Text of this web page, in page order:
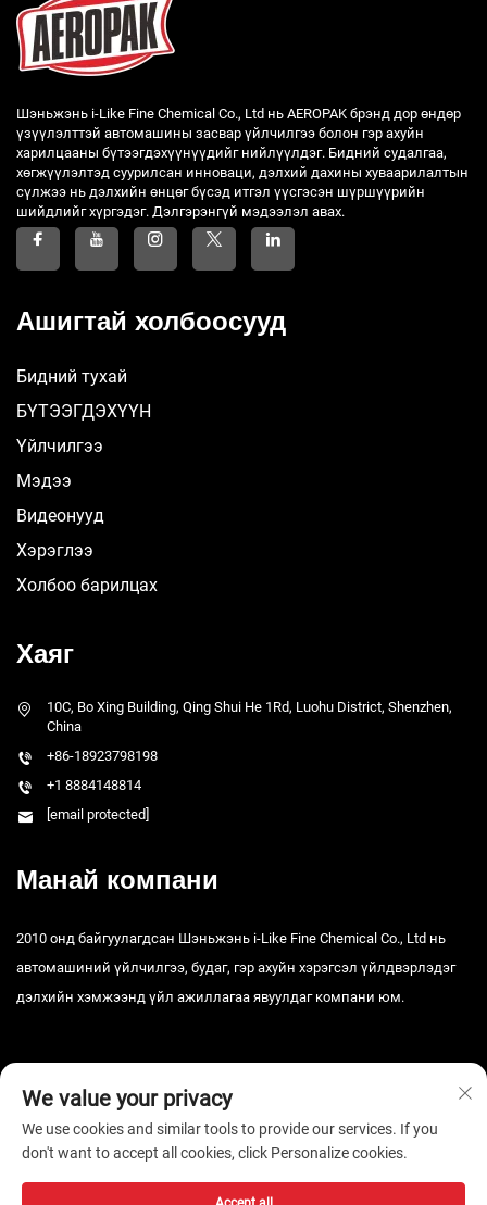
Шэньжэнь i-Like Fine Chemical Co., Ltd нь AEROPAK брэнд дор өндөр
үзүүлэлттэй автомашины засвар үйлчилгээ болон гэр ахуйн
харилцааны бүтээгдэхүүнүүдийг нийлүүлдэг. Бидний судалгаа,
хөгжүүлэлтэд суурилсан инноваци, дэлхий дахины хуваарилалтын
сүлжээ нь дэлхийн өнцөг бүсэд итгэл үүсгэсэн шүршүүрийн
шийдлийг хүргэдэг. Дэлгэрэнгүй мэдээлэл авах.
Ашигтай холбоосууд
Бидний тухай
БҮТЭЭГДЭХҮҮН
Үйлчилгээ
Мэдээ
Видеонууд
Хэрэглээ
Холбоо барилцах
Хаяг
10C, Bo Xing Building, Qing Shui He 1Rd, Luohu District, Shenzhen,
China
+86-18923798198
+1 8884148814
[email protected]
Манай компани
2010 онд байгуулагдсан Шэньжэнь i-Like Fine Chemical Co., Ltd нь
автомашиний үйлчилгээ, будаг, гэр ахуйн хэрэгсэл үйлдвэрлэдэг
дэлхийн хэмжээнд үйл ажиллагаа явуулдаг компани юм.
Зохиогчийн эрх © 2025 Шэньжэнь i-Like Fine Chemical Co., Ltd. Бүх
We value your privacy
We use cookies and similar tools to provide our services. If you
don't want to accept all cookies, click Personalize cookies.